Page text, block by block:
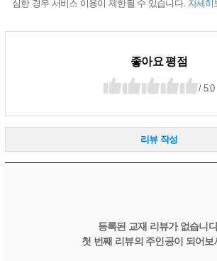
심한 경우 서비스 이용이 제한될 수 있습니다. 자세히
좋아요 평점
/ 5.0
리뷰 작성
등록된 교재 리뷰가 없습니
첫 번째 리뷰의 주인공이 되어보